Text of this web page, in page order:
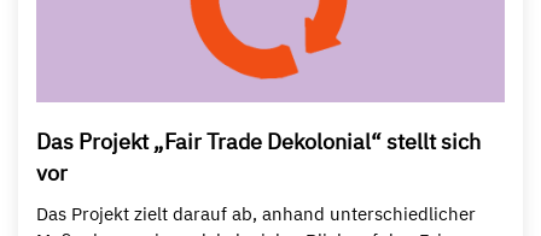
Das Projekt „Fair Trade Dekolonial“ stellt sich
vor
Das Projekt zielt darauf ab, anhand unterschiedlicher